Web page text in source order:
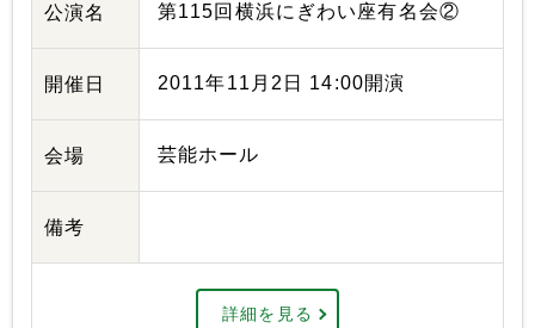
公演名 第115回横浜にぎわい座有名会②
開催日 2011年11月2日 14:00開演
会場 芸能ホール
備考
詳細を見る